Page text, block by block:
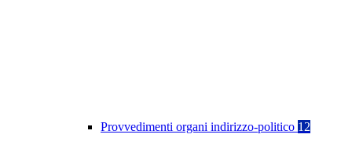
Provvedimenti organi indirizzo-politico 12